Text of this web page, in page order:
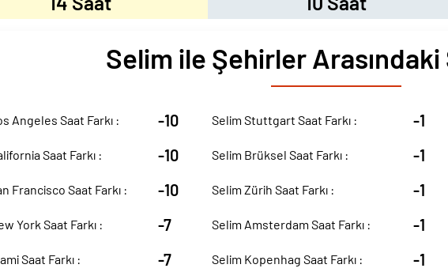
Selim ile Şehirler Arasındaki
Angeles Saat Farkı : -10
Saat Farkı : -10
Francisco Saat Farkı : -10
York Saat Farkı : -7
Saat Farkı : -7
Selim Stuttgart Saat Farkı : -1
Selim Brüksel Saat Farkı : -1
Selim Zürih Saat Farkı : -1
Selim Amsterdam Saat Farkı : -1
Selim Kopenhag Saat Farkı : -1